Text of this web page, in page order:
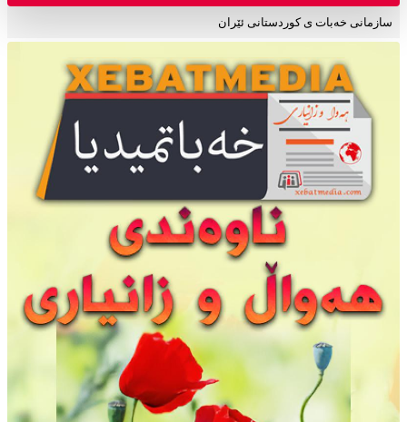
سازمانی خەبات ی کوردستانی ئێران